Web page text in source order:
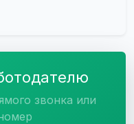
звонка или